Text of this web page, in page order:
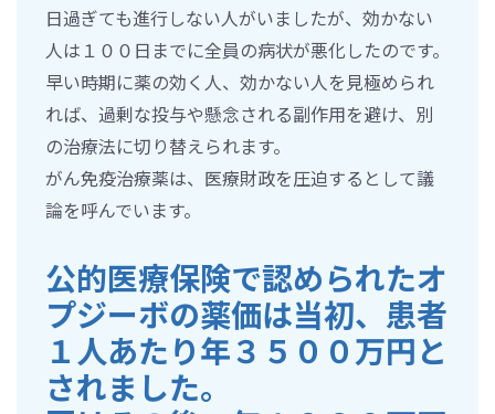
日過ぎても進行しない人がいましたが、効かない
人は１００日までに全員の病状が悪化したのです。
早い時期に薬の効く人、効かない人を見極められ
れば、過剰な投与や懸念される副作用を避け、別
の治療法に切り替えられます。
がん免疫治療薬は、医療財政を圧迫するとして議
論を呼んでいます。
公的医療保険で認められたオ
プジーボの薬価は当初、患者
１人あたり年３５００万円と
されました。